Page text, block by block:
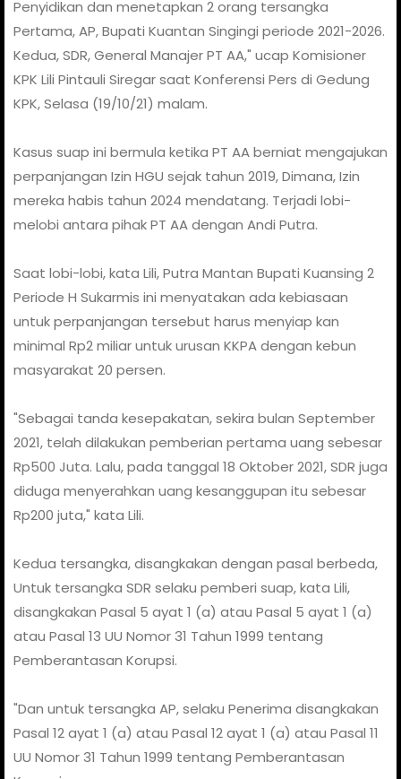
Penyidikan dan menetapkan 2 orang tersangka
Pertama, AP, Bupati Kuantan Singingi periode 2021-2026.
Kedua, SDR, General Manajer PT AA," ucap Komisioner
KPK Lili Pintauli Siregar saat Konferensi Pers di Gedung
KPK, Selasa (19/10/21) malam.
Kasus suap ini bermula ketika PT AA berniat mengajukan
perpanjangan Izin HGU sejak tahun 2019, Dimana, Izin
mereka habis tahun 2024 mendatang. Terjadi lobi-
melobi antara pihak PT AA dengan Andi Putra.
Saat lobi-lobi, kata Lili, Putra Mantan Bupati Kuansing 2
Periode H Sukarmis ini menyatakan ada kebiasaan
untuk perpanjangan tersebut harus menyiap kan
minimal Rp2 miliar untuk urusan KKPA dengan kebun
masyarakat 20 persen.
"Sebagai tanda kesepakatan, sekira bulan September
2021, telah dilakukan pemberian pertama uang sebesar
Rp500 Juta. Lalu, pada tanggal 18 Oktober 2021, SDR juga
diduga menyerahkan uang kesanggupan itu sebesar
Rp200 juta," kata Lili.
Kedua tersangka, disangkakan dengan pasal berbeda,
Untuk tersangka SDR selaku pemberi suap, kata Lili,
disangkakan Pasal 5 ayat 1 (a) atau Pasal 5 ayat 1 (a)
atau Pasal 13 UU Nomor 31 Tahun 1999 tentang
Pemberantasan Korupsi.
"Dan untuk tersangka AP, selaku Penerima disangkakan
Pasal 12 ayat 1 (a) atau Pasal 12 ayat 1 (a) atau Pasal 11
UU Nomor 31 Tahun 1999 tentang Pemberantasan